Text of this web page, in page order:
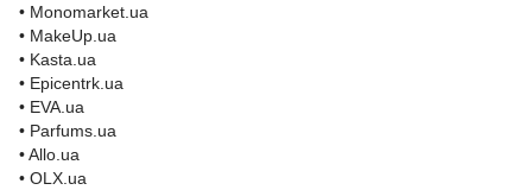
• Monomarket.ua
• MakeUp.ua
• Kasta.ua
• Epicentrk.ua
• EVA.ua
• Parfums.ua
• Allo.ua
• OLX.ua